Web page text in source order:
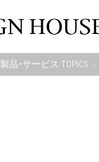
製品・サービス TOPICS